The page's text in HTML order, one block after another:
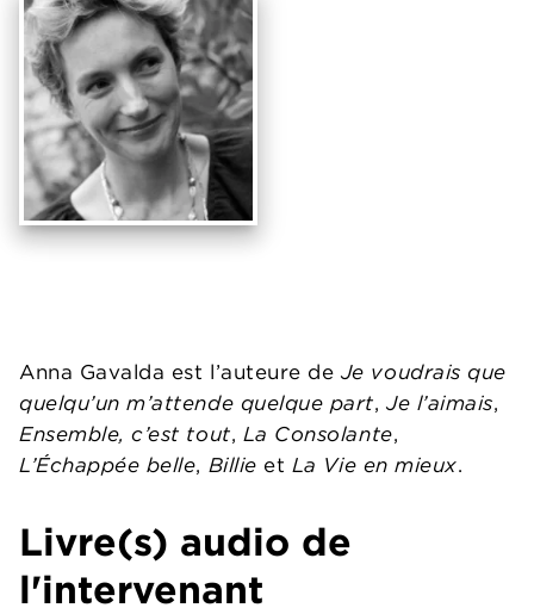
Anna Gavalda est l’auteure de Je voudrais que
quelqu’un m’attende quelque part,Je l’aimais,
Ensemble, c’est tout, La Consolante,
L’Échappée belle, Billie et La Vie en mieux.
Livre(s) audio de
l'intervenant